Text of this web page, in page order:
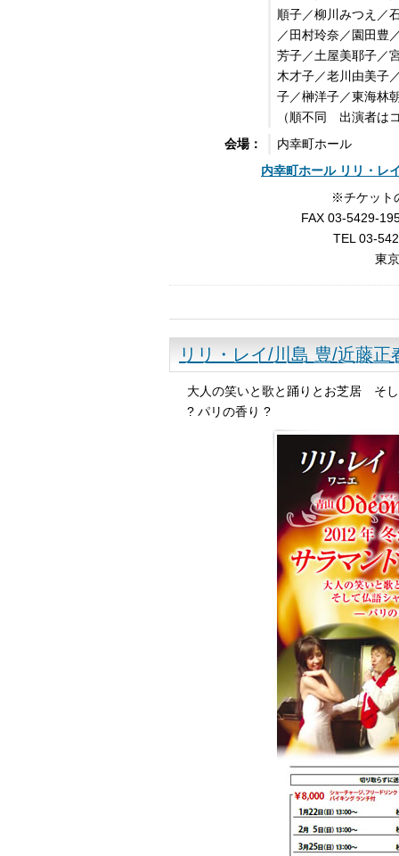
順子／柳川みつえ／
／田村玲奈／園田豊
芳子／土屋美耶子／
木才子／老川由美子
子／榊洋子／東海林
（順不同 出演者は
会場：
内幸町ホール
内幸町ホール リリ・レ
※チケット
FAX 03-5429-
TEL 03-
東
リリ・レイ/川島 豊/近藤
大人の笑いと歌と踊りとお芝居 そ
? パリの香り ?